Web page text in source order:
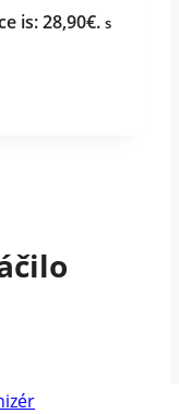
is: 28,90€. s